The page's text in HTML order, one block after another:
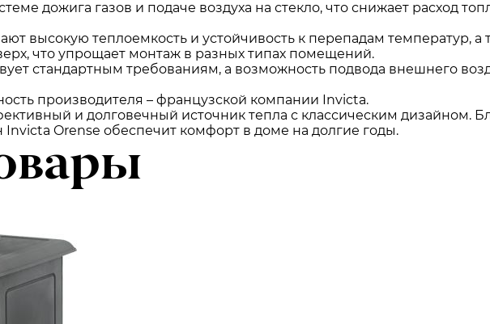
дожига газов и подаче воздуха на стекло, что снижает расход
высокую теплоемкость и устойчивость к перепадам температур,
что упрощает монтаж в разных типах помещений.
стандартным требованиям, а возможность подвода внешнего
производителя – французской компании Invicta.
и долговечный источник тепла с классическим дизайном.
Orense обеспечит комфорт в доме на долгие годы.